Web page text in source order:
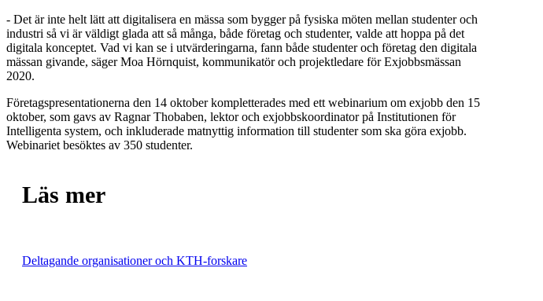
- Det är inte helt lätt att digitalisera en mässa som bygger på fysiska möten mellan studenter och
industri så vi är väldigt glada att så många, både företag och studenter, valde att hoppa på det
digitala konceptet. Vad vi kan se i utvärderingarna, fann både studenter och företag den digitala
mässan givande, säger Moa Hörnquist, kommunikatör och projektledare för Exjobbsmässan
2020.
Företagspresentationerna den 14 oktober kompletterades med ett webinarium om exjobb den 15
oktober, som gavs av Ragnar Thobaben, lektor och exjobbskoordinator på Institutionen för
Intelligenta system, och inkluderade matnyttig information till studenter som ska göra exjobb.
Webinariet besöktes av 350 studenter.
Läs mer
Deltagande organisationer och KTH-forskare